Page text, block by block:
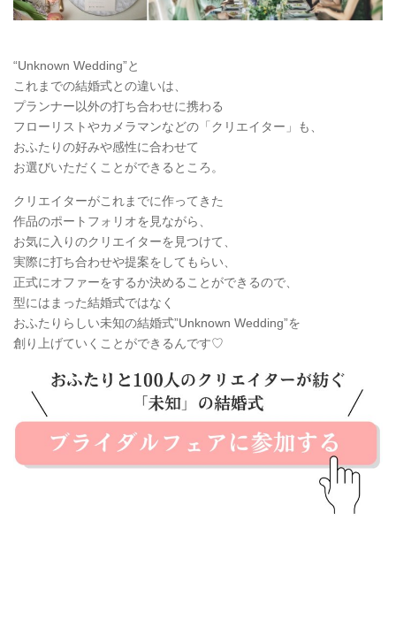
“Unknown Wedding”と
これまでの結婚式との違いは、
プランナー以外の打ち合わせに携わる
フローリストやカメラマンなどの「クリエイター」も、
おふたりの好みや感性に合わせて
お選びいただくことができるところ。
クリエイターがこれまでに作ってきた
作品のポートフォリオを見ながら、
お気に入りのクリエイターを見つけて、
実際に打ち合わせや提案をしてもらい、
正式にオファーをするか決めることができるので、
型にはまった結婚式ではなく
おふたりらしい未知の結婚式”Unknown Wedding”を
創り上げていくことができるんです♡